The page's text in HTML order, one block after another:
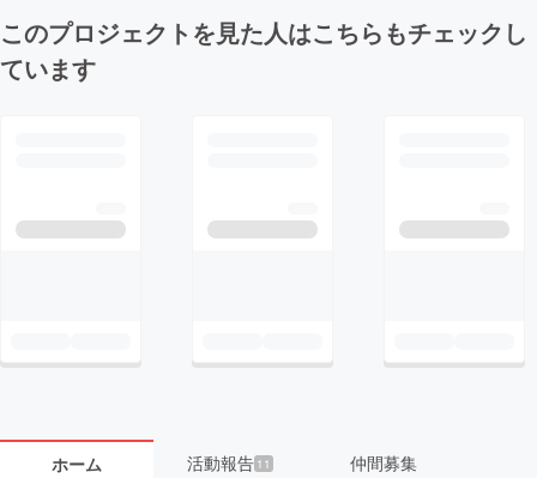
このプロジェクトを見た人はこちらもチェックし
ています
ホーム 活動報告 11 仲間募集